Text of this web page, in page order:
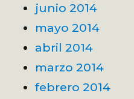
junio 2014
mayo 2014
abril 2014
marzo 2014
febrero 2014